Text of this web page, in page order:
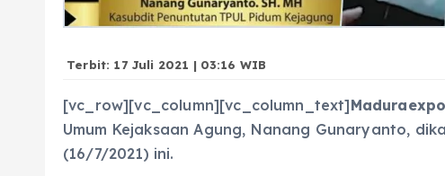
Terbit: 17 Juli 2021 | 03:16 WIB
[vc_row][vc_column][vc_column_text]
Umum Kejaksaan Agung, Nanang Gunaryanto,
(16/7/2021) ini.